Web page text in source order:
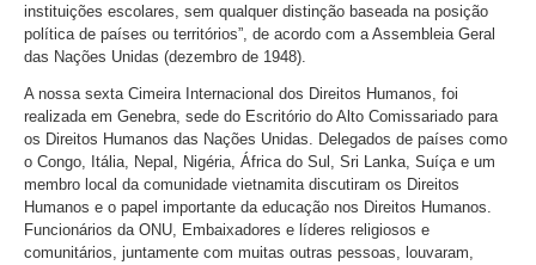
instituições escolares, sem qualquer distinção baseada na posição
política de países ou territórios”, de acordo com a Assembleia Geral
das Nações Unidas (dezembro de 1948).
A nossa sexta Cimeira Internacional dos Direitos Humanos, foi
realizada em Genebra, sede do Escritório do Alto Comissariado para
os Direitos Humanos das Nações Unidas. Delegados de países como
o Congo, Itália, Nepal, Nigéria, África do Sul, Sri Lanka, Suíça e um
membro local da comunidade vietnamita discutiram os Direitos
Humanos e o papel importante da educação nos Direitos Humanos.
Funcionários da ONU, Embaixadores e líderes religiosos e
comunitários, juntamente com muitas outras pessoas, louvaram,